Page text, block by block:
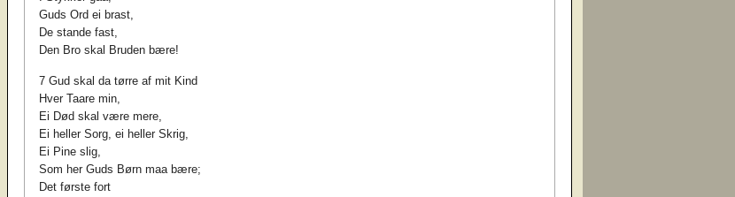
Guds Ord ei brast,
De stande fast,
Den Bro skal Bruden bære!
7 Gud skal da tørre af mit Kind
Hver Taare min,
Ei Død skal være mere,
Ei heller Sorg, ei heller Skrig,
Ei Pine slig,
Som her Guds Børn maa bære;
Det første fort